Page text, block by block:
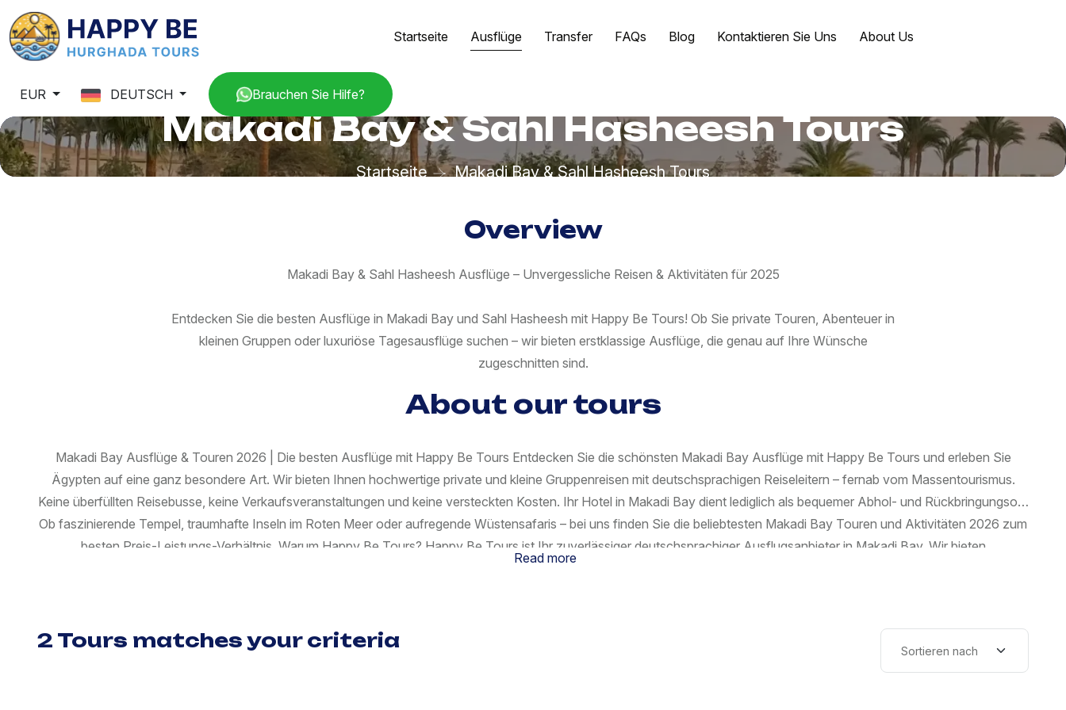
Startseite Ausflüge Transfer FAQs Blog Kontaktieren Sie Uns About Us
EUR DEUTSCH Brauchen Sie Hilfe?
Makadi Bay & Sahl Hasheesh Tours
Startseite Makadi Bay & Sahl Hasheesh Tours
Overview
Makadi Bay & Sahl Hasheesh Ausflüge – Unvergessliche Reisen & Aktivitäten für 2025
Entdecken Sie die besten Ausflüge in Makadi Bay und Sahl Hasheesh mit Happy Be Tours! Ob Sie private Touren, Abenteuer in
kleinen Gruppen oder luxuriöse Tagesausflüge suchen – wir bieten erstklassige Ausflüge, die genau auf Ihre Wünsche
zugeschnitten sind.
About our tours
Makadi Bay Ausflüge & Touren 2026 | Die besten Ausflüge mit Happy Be Tours Entdecken Sie die schönsten Makadi Bay Ausflüge mit Happy Be Tours und erleben Sie
Ägypten auf eine ganz besondere Art. Wir bieten Ihnen hochwertige private und kleine Gruppenreisen mit deutschsprachigen Reiseleitern – fernab vom Massentourismus.
Keine überfüllten Reisebusse, keine Verkaufsveranstaltungen und keine versteckten Kosten. Ihr Hotel in Makadi Bay dient lediglich als bequemer Abhol- und Rückbringungsort.
Ob faszinierende Tempel, traumhafte Inseln im Roten Meer oder aufregende Wüstensafaris – bei uns finden Sie die beliebtesten Makadi Bay Touren und Aktivitäten 2026 zum
besten Preis-Leistungs-Verhältnis. Warum Happy Be Tours? Happy Be Tours ist Ihr zuverlässiger deutschsprachiger Ausflugsanbieter in Makadi Bay. Wir bieten
Kulturelle Ausflüge & Kompakt Touren Ausflug nach Luxor ins Tal der Könige ab Sahl Hasheesh Privater Luxor Ausflug ab Makadi Bay Kairo und die Pyramiden von Gizeh an
einem Tag inklusive privater Transfer ab Sahl Hasheesh Hotels. Kairo mit Flugzeug ab Makadi Bay und TUI Blue Hotel Zweitägige Luxor mit Übernachtung und Licht- und
Read more
2 Tours matches your criteria